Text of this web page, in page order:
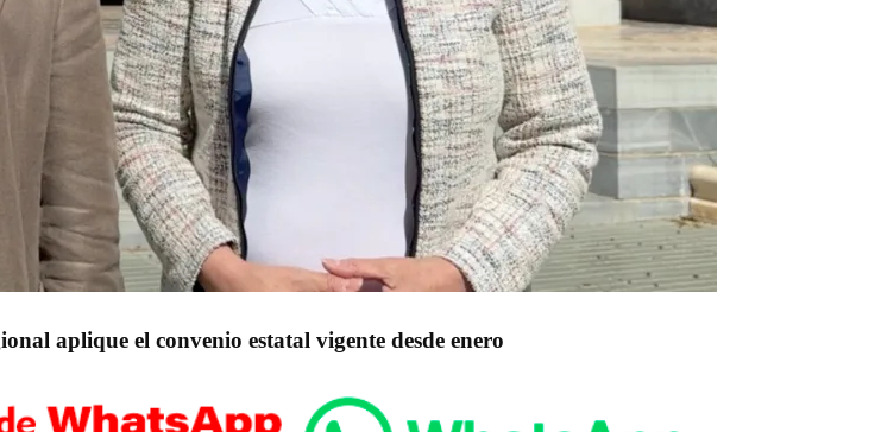
aplique el convenio estatal vigente desde enero